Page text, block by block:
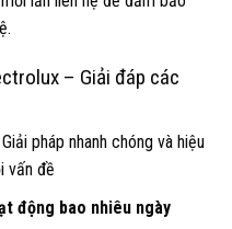
– Giải đáp các
động bao nhiêu ngày